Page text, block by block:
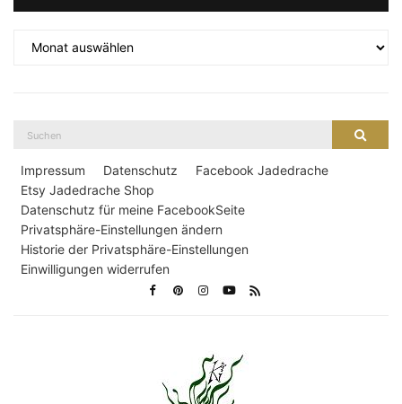
Impressum Datenschutz
Facebook Jadedrache
Etsy Jadedrache Shop
Datenschutz für meine FacebookSeite
Privatsphäre-Einstellungen ändern
Historie der Privatsphäre-Einstellungen
Einwilligungen widerrufen